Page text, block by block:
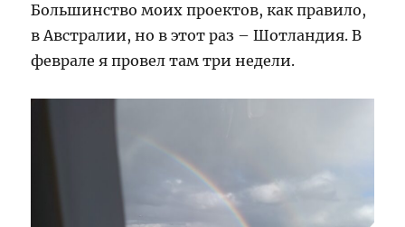
Большинство моих проектов, как правило,
в Австралии, но в этот раз – Шотландия. В
феврале я провел там три недели.